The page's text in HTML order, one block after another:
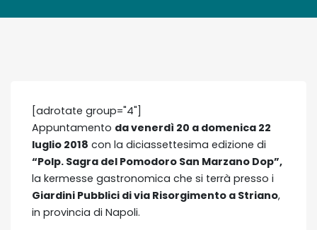
[adrotate group="4"]
Appuntamento da venerdì 20 a domenica 22
luglio 2018 con la diciassettesima edizione di
“Polp. Sagra del Pomodoro San Marzano Dop”,
la kermesse gastronomica che si terrà presso i
Giardini Pubblici di via Risorgimento a Striano,
in provincia di Napoli.